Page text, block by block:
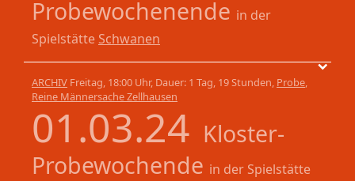
Probewochenende in der
Spielstätte Schwanen
ARCHIV Freitag, 18:00 Uhr, Dauer: 1 Tag, 19 Stunden, Probe,
Reine Männersache Zellhausen
01.03.24 Kloster-
Probewochende in der Spielstätte